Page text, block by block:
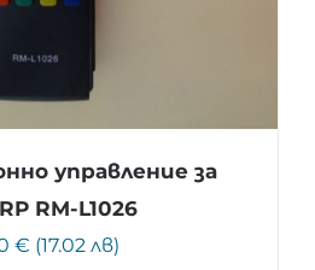
управление за
RM-L1026
€ (17.02 лв)